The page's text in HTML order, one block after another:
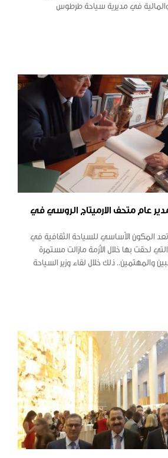
والمالية في مديرية سياحة طرطوس
عام متحف الارميتاج الروسي في
تعد المكون الأساسي للسياحة الثقافية في
لحقت بها خلال الأزمة مازالت مستمرة
والمهتمين.. ذلك خلال لقاء وزير السياحة
بيترو فيسكي بحضور السفير السوري
لم تتوقف وكانت المحور الأساسي خلال فترة
الخطط والبرامج التنفيذية اللازمة لتعافي هذا
جزء كبير منه ونحن مستمرون ونتطلع إلى
كافة الجهود على مختلف الأصعدة للدفاع
هذا السياق استعرض السيد الوزير مشاريع
من المواقع الأثرية والتاريخية في المحافظات
لفت إلى أهمية المتاحف لاحتضانها
الاستعدادات للمشاركة في إعادة ترميم
أشاد السفير السوري بدور متحف الارميتاج